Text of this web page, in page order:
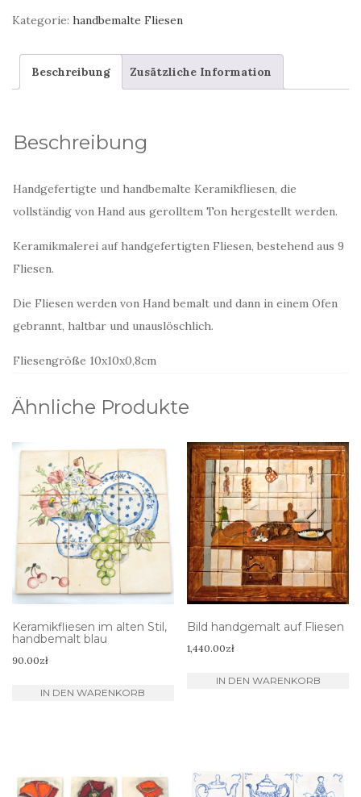
beigen
Hintergrund,
Obst
Kategorie: handbemalte Fliesen
Beschreibung Zusätzliche Information
Beschreibung
Handgefertigte und handbemalte Keramikfliesen, die
vollständig von Hand aus gerolltem Ton hergestellt werden.
Keramikmalerei auf handgefertigten Fliesen, bestehend aus 9
Fliesen.
Die Fliesen werden von Hand bemalt und dann in einem Ofen
gebrannt, haltbar und unauslöschlich.
Fliesengröße 10x10x0,8cm
Ähnliche Produkte
Keramikfliesen im alten Stil,
handbemalt blau
90.00zł
IN DEN WARENKORB
Bild handgemalt auf Fliesen
1,440.00zł
IN DEN WARENKORB